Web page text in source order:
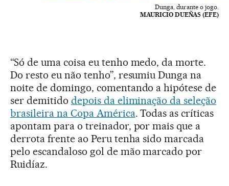
Dunga, durante o jogo.
MAURICIO DUEÑAS (EFE)
“Só de uma coisa eu tenho medo, da morte.
Do resto eu não tenho”, resumiu Dunga na
noite de domingo, comentando a hipótese de
ser demitido depois da eliminação da seleção
brasileira na Copa América. Todas as críticas
apontam para o treinador, por mais que a
derrota frente ao Peru tenha sido marcada
pelo escandaloso gol de mão marcado por
Ruidíaz.